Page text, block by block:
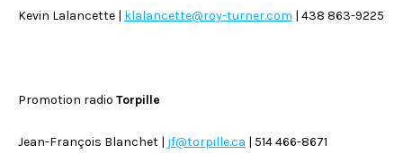
Kevin Lalancette | klalancette@roy-turner.com | 438 863-9225
Promotion radio Torpille
Jean-François Blanchet | jf@torpille.ca | 514 466-8671